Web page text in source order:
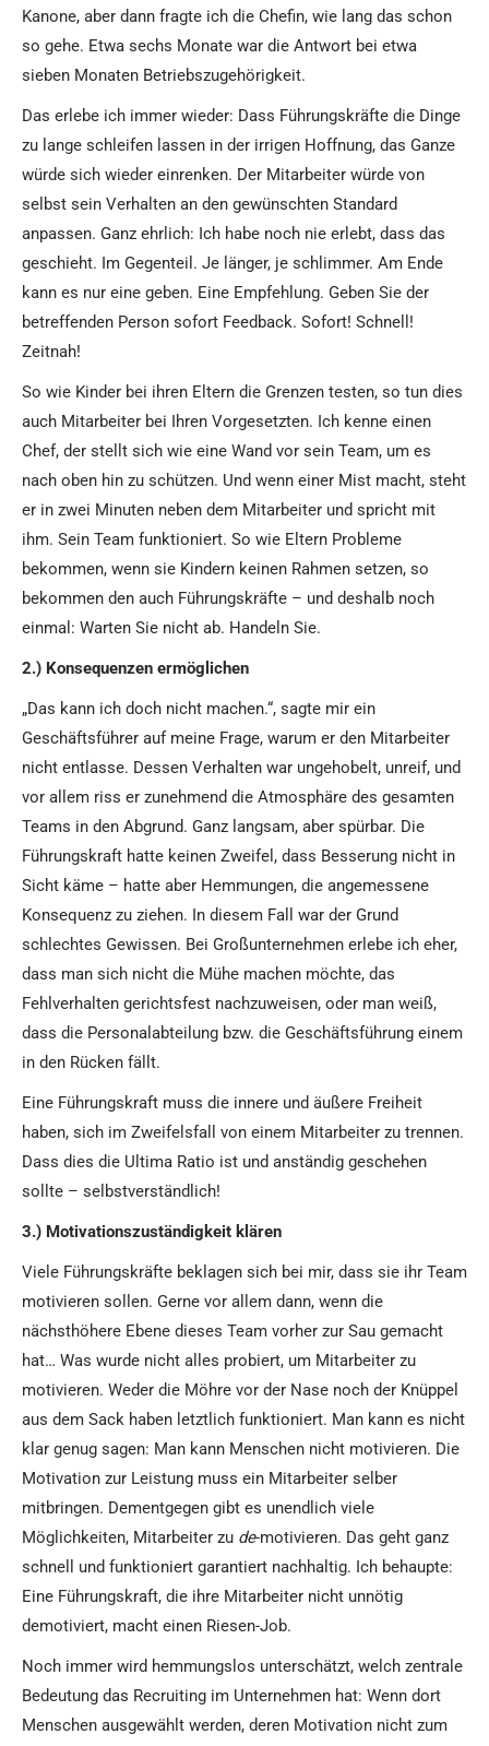
Kanone, aber dann fragte ich die Chefin, wie lang das schon
so gehe. Etwa sechs Monate war die Antwort bei etwa
sieben Monaten Betriebszugehörigkeit.
Das erlebe ich immer wieder: Dass Führungskräfte die Dinge
zu lange schleifen lassen in der irrigen Hoffnung, das Ganze
würde sich wieder einrenken. Der Mitarbeiter würde von
selbst sein Verhalten an den gewünschten Standard
anpassen. Ganz ehrlich: Ich habe noch nie erlebt, dass das
geschieht. Im Gegenteil. Je länger, je schlimmer. Am Ende
kann es nur eine geben. Eine Empfehlung. Geben Sie der
betreffenden Person sofort Feedback. Sofort! Schnell!
Zeitnah!
So wie Kinder bei ihren Eltern die Grenzen testen, so tun dies
auch Mitarbeiter bei Ihren Vorgesetzten. Ich kenne einen
Chef, der stellt sich wie eine Wand vor sein Team, um es
nach oben hin zu schützen. Und wenn einer Mist macht, steht
er in zwei Minuten neben dem Mitarbeiter und spricht mit
ihm. Sein Team funktioniert. So wie Eltern Probleme
bekommen, wenn sie Kindern keinen Rahmen setzen, so
bekommen den auch Führungskräfte – und deshalb noch
einmal: Warten Sie nicht ab. Handeln Sie.
2.) Konsequenzen ermöglichen
„Das kann ich doch nicht machen.“, sagte mir ein
Geschäftsführer auf meine Frage, warum er den Mitarbeiter
nicht entlasse. Dessen Verhalten war ungehobelt, unreif, und
vor allem riss er zunehmend die Atmosphäre des gesamten
Teams in den Abgrund. Ganz langsam, aber spürbar. Die
Führungskraft hatte keinen Zweifel, dass Besserung nicht in
Sicht käme – hatte aber Hemmungen, die angemessene
Konsequenz zu ziehen. In diesem Fall war der Grund
schlechtes Gewissen. Bei Großunternehmen erlebe ich eher,
dass man sich nicht die Mühe machen möchte, das
Fehlverhalten gerichtsfest nachzuweisen, oder man weiß,
dass die Personalabteilung bzw. die Geschäftsführung einem
in den Rücken fällt.
Eine Führungskraft muss die innere und äußere Freiheit
haben, sich im Zweifelsfall von einem Mitarbeiter zu trennen.
Dass dies die Ultima Ratio ist und anständig geschehen
sollte – selbstverständlich!
3.) Motivationszuständigkeit klären
Viele Führungskräfte beklagen sich bei mir, dass sie ihr Team
motivieren sollen. Gerne vor allem dann, wenn die
nächsthöhere Ebene dieses Team vorher zur Sau gemacht
hat… Was wurde nicht alles probiert, um Mitarbeiter zu
motivieren. Weder die Möhre vor der Nase noch der Knüppel
aus dem Sack haben letztlich funktioniert. Man kann es nicht
klar genug sagen: Man kann Menschen nicht motivieren. Die
Motivation zur Leistung muss ein Mitarbeiter selber
mitbringen. Dementgegen gibt es unendlich viele
Möglichkeiten, Mitarbeiter zu de-motivieren. Das geht ganz
schnell und funktioniert garantiert nachhaltig. Ich behaupte:
Eine Führungskraft, die ihre Mitarbeiter nicht unnötig
demotiviert, macht einen Riesen-Job.
Noch immer wird hemmungslos unterschätzt, welch zentrale
Bedeutung das Recruiting im Unternehmen hat: Wenn dort
Menschen ausgewählt werden, deren Motivation nicht zum